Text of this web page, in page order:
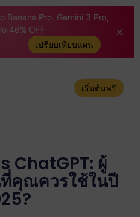
Banana Pro, Gemini 3 Pro,
46% OFF
เปรียบเทียบแผน
เริ่มต้นฟรี
ChatGPT: ผู้
คุณควรใช้ในปี